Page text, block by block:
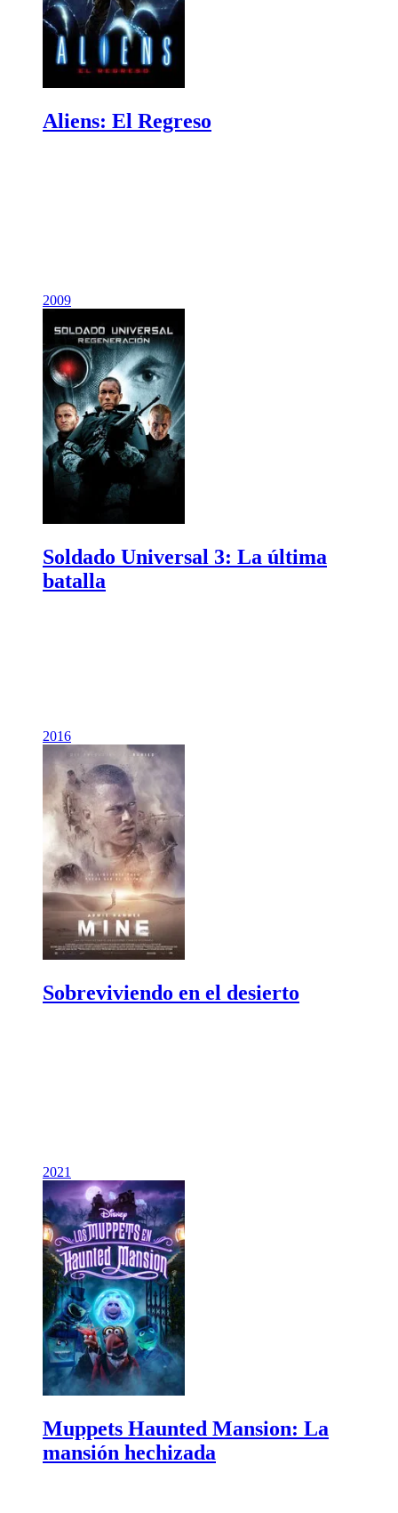
Aliens: El Regreso
2009
Soldado Universal 3: La última
batalla
2016
Sobreviviendo en el desierto
2021
Muppets Haunted Mansion: La
mansión hechizada